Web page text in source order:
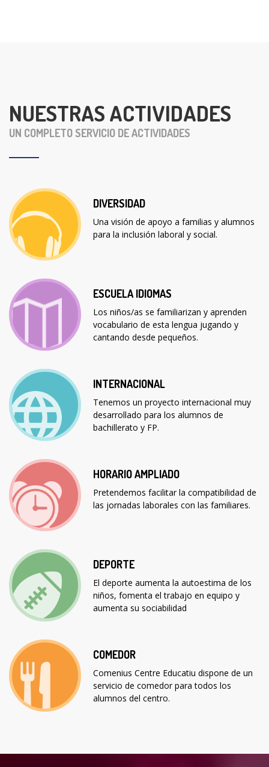
NUESTRAS ACTIVIDADES
UN COMPLETO SERVICIO DE ACTIVIDADES
DIVERSIDAD
Una visión de apoyo a familias y alumnos
para la inclusión laboral y social.
ESCUELA IDIOMAS
Los niños/as se familiarizan y aprenden
vocabulario de esta lengua jugando y
cantando desde pequeños.
INTERNACIONAL
Tenemos un proyecto internacional muy
desarrollado para los alumnos de
bachillerato y FP.
HORARIO AMPLIADO
Pretendemos facilitar la compatibilidad de
las jornadas laborales con las familiares.
DEPORTE
El deporte aumenta la autoestima de los
niños, fomenta el trabajo en equipo y
aumenta su sociabilidad
COMEDOR
Comenius Centre Educatiu dispone de un
servicio de comedor para todos los
alumnos del centro.